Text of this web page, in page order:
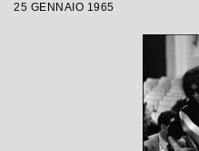
25 GENNAIO 1965